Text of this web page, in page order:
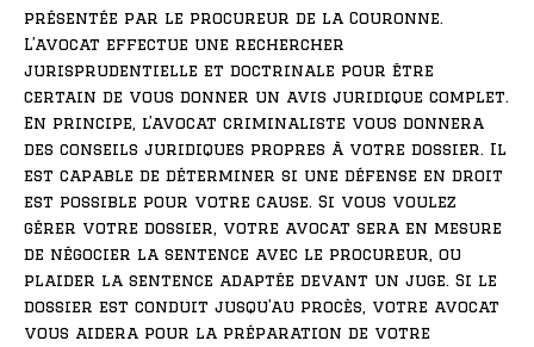
présentée par le procureur de la Couronne.
L’avocat effectue une rechercher
jurisprudentielle et doctrinale pour être
certain de vous donner un avis juridique complet.
En principe, l’avocat criminaliste vous donnera
des conseils juridiques propres à votre dossier. Il
est capable de déterminer si une défense en droit
est possible pour votre cause. Si vous voulez
gérer votre dossier, votre avocat sera en mesure
de négocier la sentence avec le procureur, ou
plaider la sentence adaptée devant un juge. Si le
dossier est conduit jusqu’au procès, votre avocat
vous aidera pour la préparation de votre